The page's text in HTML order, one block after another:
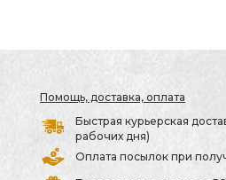
Помощь, доставка, оплата
Быстрая курьерская
рабочих дня)
Оплата посылок при